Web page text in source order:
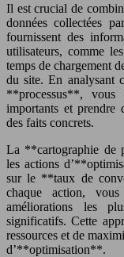
Il est crucial de
données collectées
fournissent des
utilisateurs, comme
temps de chargement
du site. En analysant
**processus**,
importants et prendre
des faits concrets.
La **cartographie de
les actions
sur le **taux de
chaque action,
améliorations les
significatifs. Cette
ressources et de
d’**optimisation**.